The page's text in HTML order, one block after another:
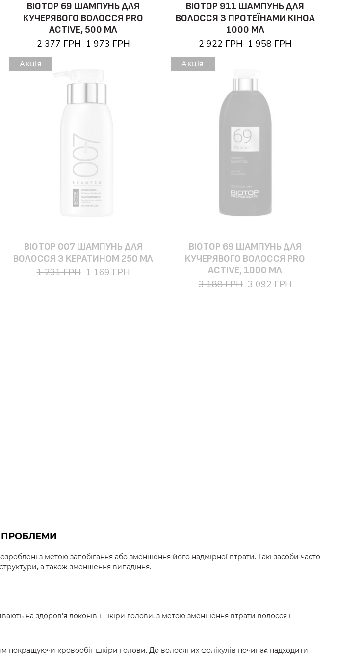
BIOTOP 69 ШАМПУНЬ ДЛЯ
КУЧЕРЯВОГО ВОЛОССЯ PRO
ACTIVE, 500 МЛ
2 377 ГРН 1 973 ГРН
BIOTOP 911 ШАМПУНЬ ДЛЯ
ВОЛОССЯ З ПРОТЕЇНАМИ КІНОА
1000 МЛ
2 922 ГРН 1 958 ГРН
Акція
BIOTOP 007 ШАМПУНЬ ДЛЯ
ВОЛОССЯ З КЕРАТИНОМ 250 МЛ
1 231 ГРН 1 169 ГРН
Акція
BIOTOP 69 ШАМПУНЬ ДЛЯ
КУЧЕРЯВОГО ВОЛОССЯ PRO
ACTIVE, 1000 МЛ
3 188 ГРН 3 092 ГРН
ПРОБЛЕМИ
з метою запобігання або зменшення його надмірної втрати. Такі засоби часто
структури, а також зменшення випадіння.
на здоров'я локонів і шкіри голови, з метою зменшення втрати волосся і
кровообіг шкіри голови. До волосяних фолікулів починає надходити